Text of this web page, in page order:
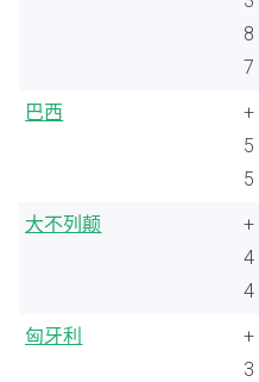
8
7
巴西
+
5
5
大不列颠
+
4
4
匈牙利
+
3